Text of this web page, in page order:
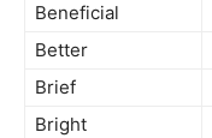
Beneficial
Better
Brief
Bright